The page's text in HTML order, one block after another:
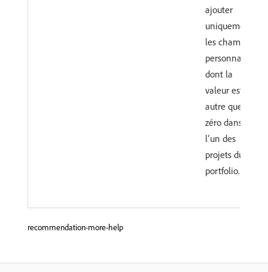
ajouter
uniquement
les champs
personnalisés
dont la
valeur est
autre que
zéro dans
l’un des
projets du
portfolio.
recommendation-more-help